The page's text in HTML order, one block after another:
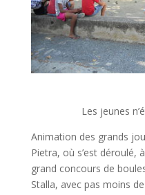
Les jeunes
Animation des grands
Pietra, où s’est déroulé,
grand concours de
Stalla, avec pas moins